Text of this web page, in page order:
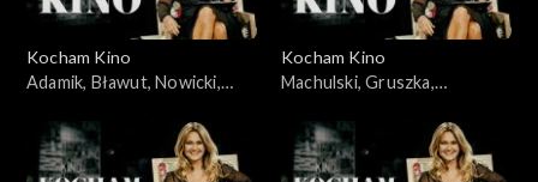
Kocham Kino
Adamik, Bławut, Nowicki,
Cieślak, 16.09.2008
Kocham Kino
Machulski, Gruszka,